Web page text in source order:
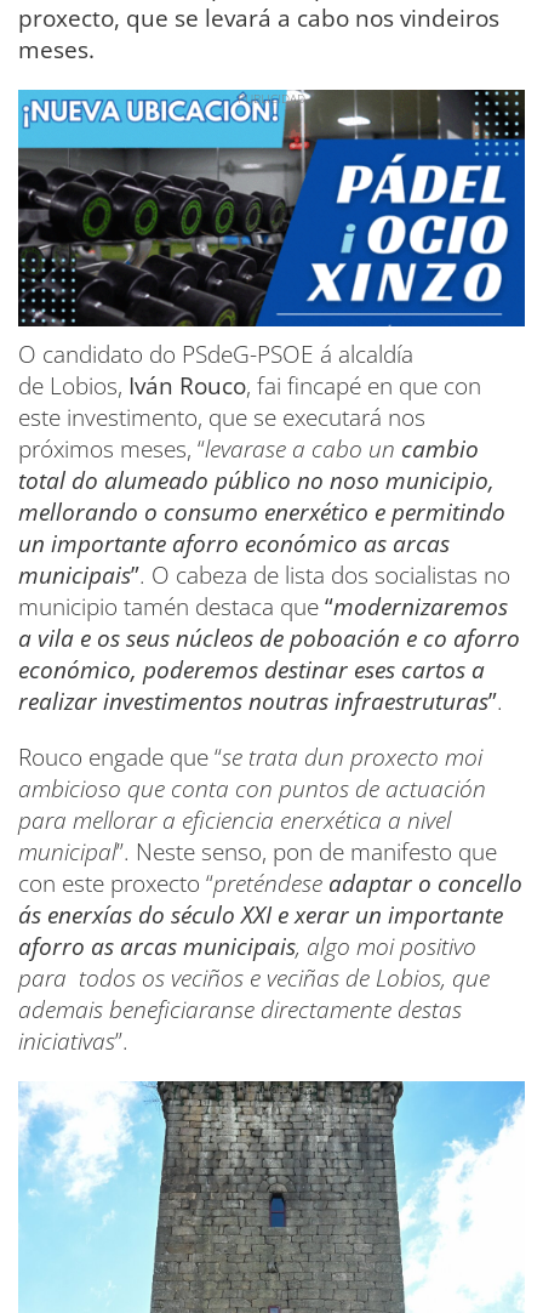
proxecto, que se levará a cabo nos vindeiros
meses.
O candidato do PSdeG-PSOE á alcaldía
de Lobios, Iván Rouco, fai fincapé en que con
este investimento, que se executará nos
próximos meses, “levarase a cabo un cambio
total do alumeado público no noso municipio,
mellorando o consumo enerxético e permitindo
un importante aforro económico as arcas
municipais”. O cabeza de lista dos socialistas no
municipio tamén destaca que“modernizaremos
a vila e os seus núcleos de poboación e co aforro
económico, poderemos destinar eses cartos a
realizar investimentos noutras infraestruturas”.
Rouco engade que “se trata dun proxecto moi
ambicioso que conta con puntos de actuación
para mellorar a eficiencia enerxética a nivel
municipal”. Neste senso, pon de manifesto que
con este proxecto “preténdese adaptar o concello
ás enerxías do século XXI e xerar un importante
aforro as arcas municipais, algo moi positivo
para todos os veciños e veciñas de Lobios, que
ademais beneficiaranse directamente destas
iniciativas”.